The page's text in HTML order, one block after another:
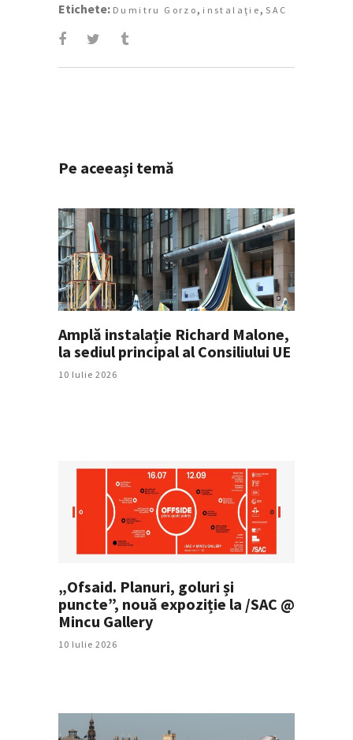
Etichete: Dumitru Gorzo, instalaţie,SAC
Pe aceeași temă
Amplă instalație Richard Malone,
la sediul principal al Consiliului UE
10 Iulie 2026
„Ofsaid. Planuri, goluri și
puncte”, nouă expoziție la /SAC @
Mincu Gallery
10 Iulie 2026